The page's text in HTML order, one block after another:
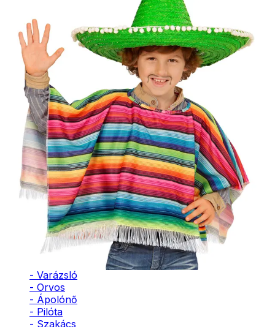
- Stich
- Macskanő
- Harlequin
- Addams
Family
- Batman
- Robin Hood
- Pán Péter
- Super Mario
- Flash
- Hulk
- Angyal
- Csontváz
- Ördög
- Bohóc
- Vámpír
- Kaszás
- Szellem
- Cowboy
- Cowgirl
- Varázsló
- Orvos
- Ápolónő
- Pilóta
- Szakács